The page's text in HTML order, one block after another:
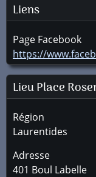
Liens
Page Facebook
https://
Lieu Place
Région
Laurentides
Adresse
401 Boul Labelle